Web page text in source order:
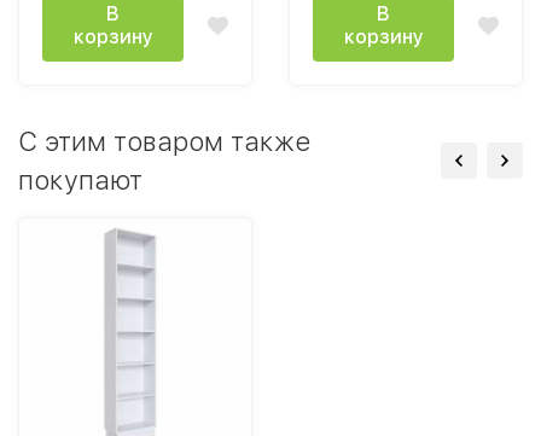
В
корзину
В
корзину
C этим товаром также
покупают